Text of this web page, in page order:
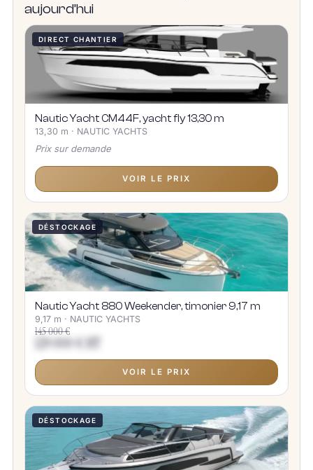
aujourd’hui
DIRECT CHANTIER
Nautic Yacht CM44F, yacht fly 13,30 m
13,30 m · NAUTIC YACHTS
Prix sur demande
VOIR LE PRIX
DÉSTOCKAGE
Nautic Yacht 880 Weekender, timonier 9,17 m
9,17 m · NAUTIC YACHTS
145 000 €
129 000 € HT
VOIR LE PRIX
DÉSTOCKAGE